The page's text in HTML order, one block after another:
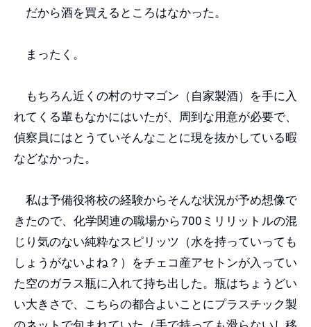
だから酒を買えるところはなかった。
まったく。
もちろん近くの村のサマゴン（自家製酒）を手に入
れてくる輩もなかにはいたが、周到な用意が必要で、
偵察員にはとうていそんなことに現を抜かしている暇
などなかった。
私は予備役将校の経験からそんな状況が予め想像で
きたので、化学関連の職場から700ミリリットルの混
じり気のない純粋なスピリッツ（水を持っていっても
しょうがないよね？）をチェコ産アセトンが入ってい
た空のガラス瓶に入れて持ち出した。瓶はちょうどい
い大きさで、こちらの都合よいことにプラスチック製